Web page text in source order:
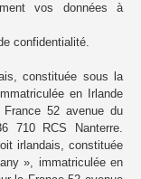
vos données à
confidentialité.
constituée sous la
en Irlande
52 avenue du
710 RCS Nanterre.
irlandais, constituée
», immatriculée en